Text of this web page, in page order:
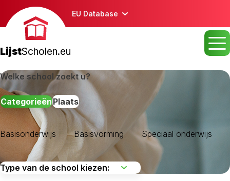
EU Database
LijstScholen.eu
Welke school zoekt u?
CategorieënPlaats
Basisonderwijs Basisvorming Speciaal onderwijs